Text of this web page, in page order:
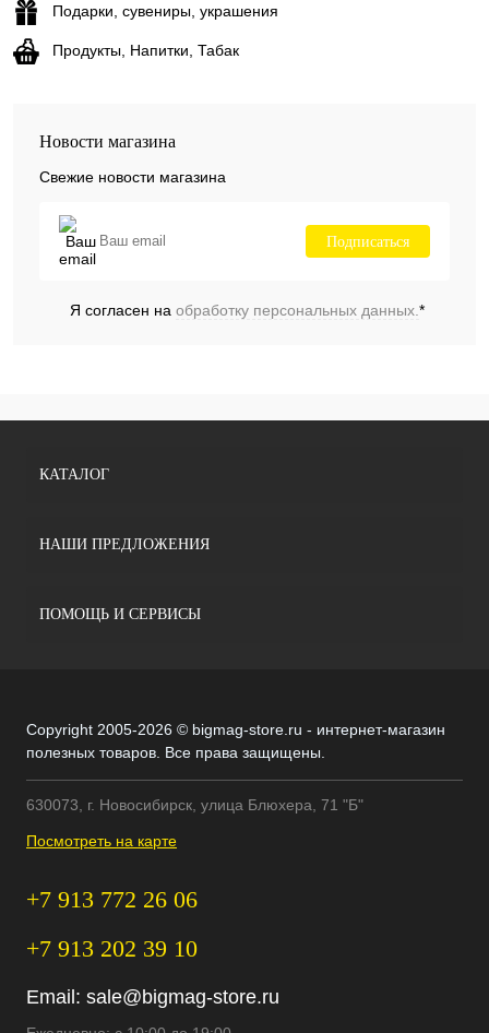
Подарки, сувениры, украшения
Продукты, Напитки, Табак
Новости магазина
Свежие новости магазина
Подписаться
Я согласен на обработку персональных данных.*
КАТАЛОГ
НАШИ ПРЕДЛОЖЕНИЯ
ПОМОЩЬ И СЕРВИСЫ
Copyright 2005-2026 © bigmag-store.ru - интернет-магазин
полезных товаров. Все права защищены.
630073, г. Новосибирск, улица Блюхера, 71 "Б"
Посмотреть на карте
+7 913 772 26 06
+7 913 202 39 10
Email: sale@bigmag-store.ru